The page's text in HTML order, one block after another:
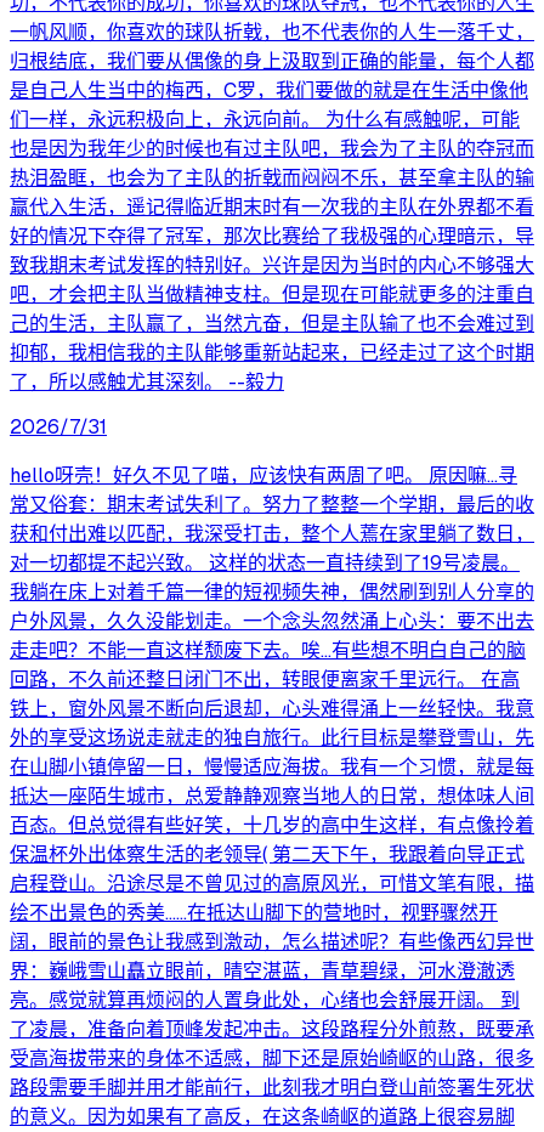
一帆风顺，你喜欢的球队折戟，也不代表你的人生一落千丈，
归根结底，我们要从偶像的身上汲取到正确的能量，每个人都
是自己人生当中的梅西，C罗，我们要做的就是在生活中像他
们一样，永远积极向上，永远向前。 为什么有感触呢，可能
也是因为我年少的时候也有过主队吧，我会为了主队的夺冠而
热泪盈眶，也会为了主队的折戟而闷闷不乐，甚至拿主队的输
赢代入生活，遥记得临近期末时有一次我的主队在外界都不看
好的情况下夺得了冠军，那次比赛给了我极强的心理暗示，导
致我期末考试发挥的特别好。兴许是因为当时的内心不够强大
吧，才会把主队当做精神支柱。但是现在可能就更多的注重自
己的生活，主队赢了，当然亢奋，但是主队输了也不会难过到
抑郁，我相信我的主队能够重新站起来，已经走过了这个时期
了，所以感触尤其深刻。 --毅力
2026/7/31
hello呀壳！好久不见了喵，应该快有两周了吧。 原因嘛…寻
常又俗套：期末考试失利了。努力了整整一个学期，最后的收
获和付出难以匹配，我深受打击，整个人蔫在家里躺了数日，
对一切都提不起兴致。 这样的状态一直持续到了19号凌晨。
我躺在床上对着千篇一律的短视频失神，偶然刷到别人分享的
户外风景，久久没能划走。一个念头忽然涌上心头：要不出去
走走吧？不能一直这样颓废下去。唉…有些想不明白自己的脑
回路，不久前还整日闭门不出，转眼便离家千里远行。 在高
铁上，窗外风景不断向后退却，心头难得涌上一丝轻快。我意
外的享受这场说走就走的独自旅行。此行目标是攀登雪山，先
在山脚小镇停留一日，慢慢适应海拔。我有一个习惯，就是每
抵达一座陌生城市，总爱静静观察当地人的日常，想体味人间
百态。但总觉得有些好笑，十几岁的高中生这样，有点像拎着
保温杯外出体察生活的老领导( 第二天下午，我跟着向导正式
启程登山。沿途尽是不曾见过的高原风光，可惜文笔有限，描
绘不出景色的秀美……在抵达山脚下的营地时，视野骤然开
阔，眼前的景色让我感到激动，怎么描述呢？有些像西幻异世
界：巍峨雪山矗立眼前，晴空湛蓝，青草碧绿，河水澄澈透
亮。感觉就算再烦闷的人置身此处，心绪也会舒展开阔。 到
了凌晨，准备向着顶峰发起冲击。这段路程分外煎熬，既要承
受高海拔带来的身体不适感，脚下还是原始崎岖的山路，很多
路段需要手脚并用才能前行，此刻我才明白登山前签署生死状
的意义。因为如果有了高反，在这条崎岖的道路上很容易脚